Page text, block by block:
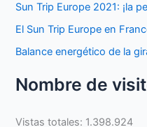
Sun Trip Europe 2021: ¡la
El Sun Trip Europe en
Balance energético de la
Nombre de
Vistas totales: 1.398.924